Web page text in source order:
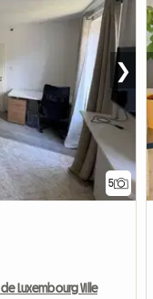
5
❯
Luxembourg Ville